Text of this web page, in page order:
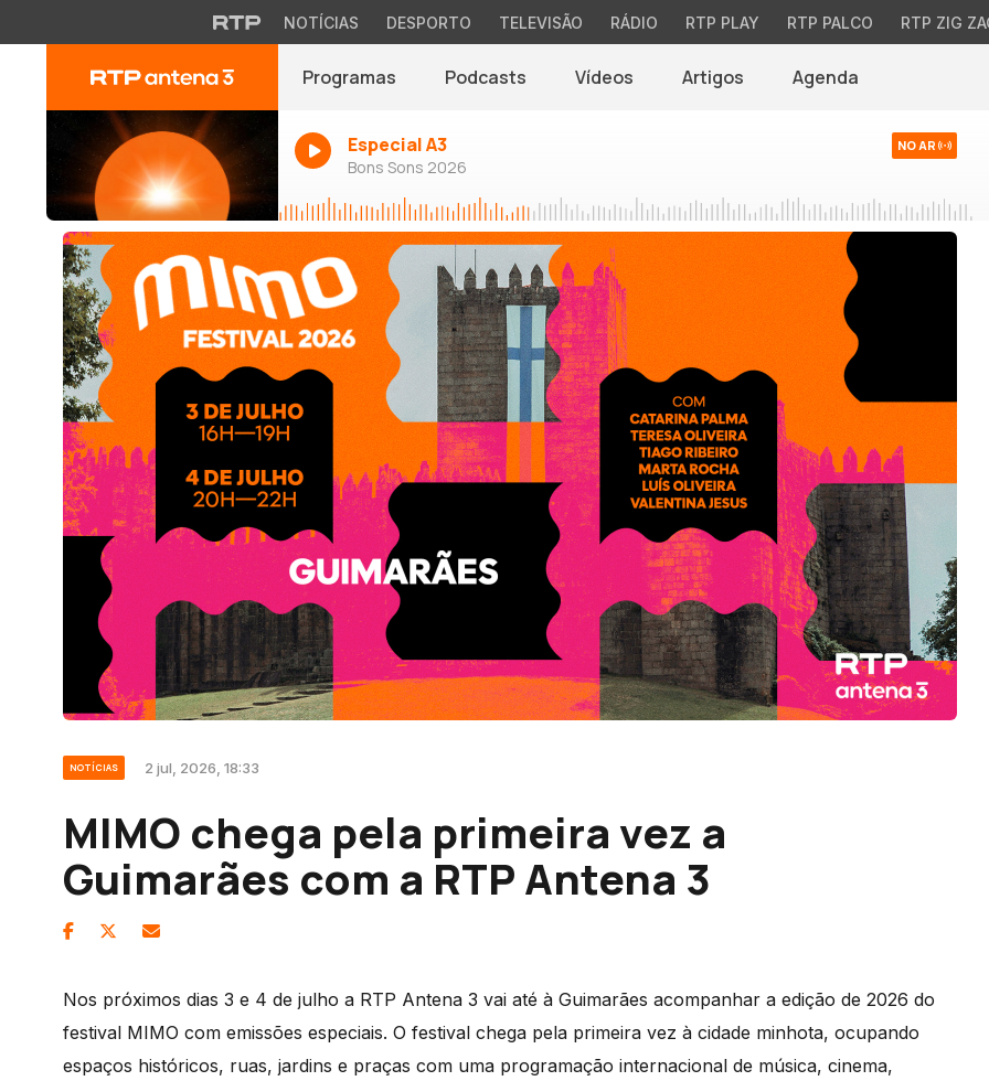
NOTÍCIAS DESPORTO TELEVISÃO RÁDIO RTP PLAY RTP PALCO RTP ZIG
Programas Podcasts Vídeos Artigos Agenda
Especial A3
Bons Sons 2026
NO AR
NOTÍCIAS 2 jul, 2026, 18:33
MIMO chega pela primeira vez a
Guimarães com a RTP Antena 3
Nos próximos dias 3 e 4 de julho a RTP Antena 3 vai até à Guimarães acompanhar a edição de 2026 do
festival MIMO com emissões especiais. O festival chega pela primeira vez à cidade minhota, ocupando
espaços históricos, ruas, jardins e praças com uma programação internacional de música, cinema,